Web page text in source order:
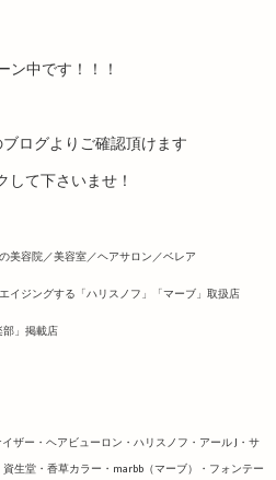
ン中です！！！
ブログよりご確認頂けます
て下さいませ！
美容院／美容室／ヘアサロン／ベレア
イジングする「ハリスノフ」「マーブ」取扱店
」掲載店
イザー・ヘアビューロン・ハリスノフ・アール J・サ
生堂・香草カラー・marbb（マーブ）・フォンテー